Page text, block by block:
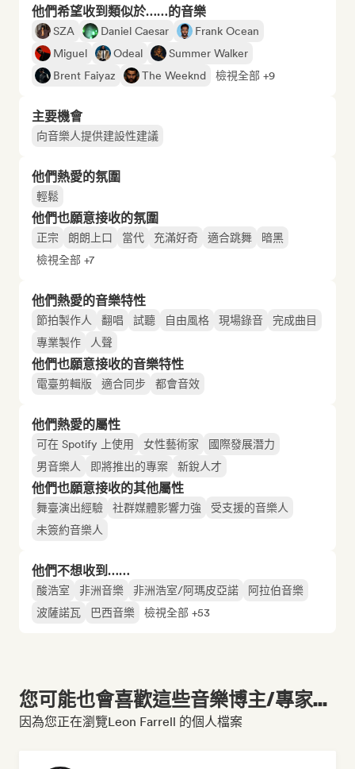
他們希望收到類似於……的音樂
SZA Daniel Caesar
Frank Ocean
Miguel
Odeal
Summer Walker
Brent Faiyaz
The Weeknd 檢視全部 +9
主要機會
向音樂人提供建設性建議
他們熱愛的氛圍
輕鬆
他們也願意接收的氛圍
正宗 朗朗上口 當代 充滿好奇 適合跳舞
暗黑
檢視全部 +7
他們熱愛的音樂特性
節拍製作人 翻唱 試聽 自由風格 現場錄音
完成曲目
專業製作
人聲
他們也願意接收的音樂特性
電臺剪輯版 適合同步 都會音效
他們熱愛的屬性
可在 Spotify 上使用 女性藝術家
國際發展潛力
男音樂人
即將推出的專案 新銳人才
他們也願意接收的其他屬性
舞臺演出經驗 社群媒體影響力強
受支援的音樂人
未簽約音樂人
他們不想收到……
酸浩室 非洲音樂 非洲浩室/阿瑪皮亞諾
阿拉伯音樂
波薩諾瓦
巴西音樂 檢視全部 +53
您可能也會喜歡這些音樂博主/專家...
因為您正在瀏覽Leon Farrell 的個人檔案